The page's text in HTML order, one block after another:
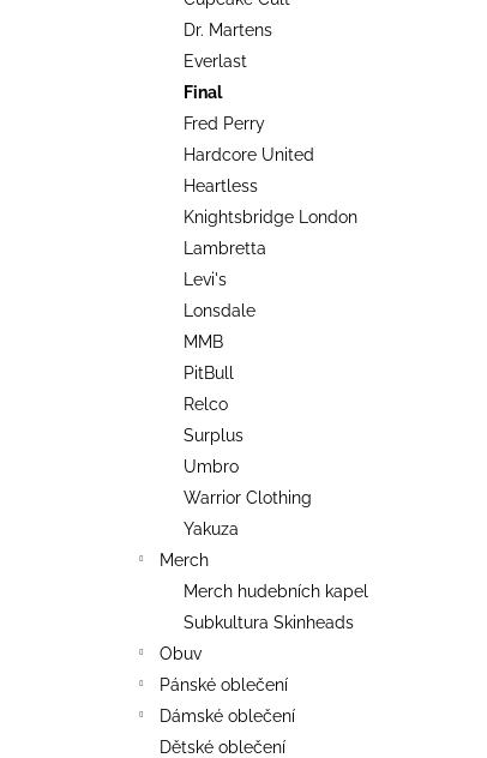
Dr. Martens
Everlast
Final
Fred Perry
Hardcore United
Heartless
Knightsbridge London
Lambretta
Levi's
Lonsdale
MMB
PitBull
Relco
Surplus
Umbro
Warrior Clothing
Yakuza
Merch
Merch hudebních kapel
Subkultura Skinheads
Obuv
Pánské oblečení
Dámské oblečení
Dětské oblečení
TRIKO COCKNEY REJECT - OXBLOOD
499 Kč